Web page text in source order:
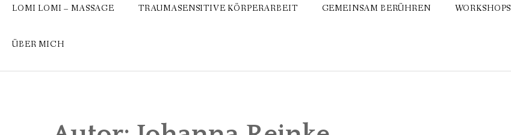
LOMI LOMI – MASSAGE TRAUMASENSITIVE KÖRPERARBEIT GEMEINSAM BERÜHREN WORKSHOPS
ÜBER MICH